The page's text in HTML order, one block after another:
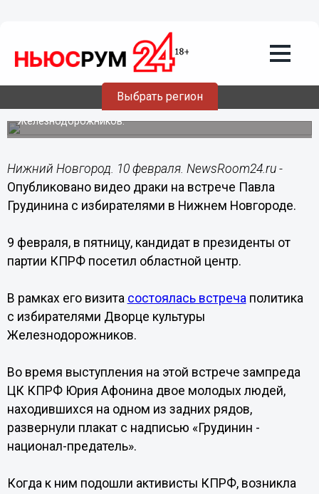
Выбрать регион
Опубликовано видео драки на встрече
Грудинина с избирателями в Нижнем
Новгороде
Потасовка произошла во Дворце культуры
Железнодорожников.
Нижний Новгород. 10 февраля. NewsRoom24.ru -
Опубликовано видео драки на встрече Павла
Грудинина с избирателями в Нижнем Новгороде.
9 февраля, в пятницу, кандидат в президенты от
партии КПРФ посетил областной центр.
В рамках его визита состоялась встречаполитика
с избирателями Дворце культуры
Железнодорожников.
Во время выступления на этой встрече зампреда
ЦК КПРФ Юрия Афонина двое молодых людей,
находившихся на одном из задних рядов,
развернули плакат с надписью «Грудинин -
национал-предатель».
Когда к ним подошли активисты КПРФ, возникла